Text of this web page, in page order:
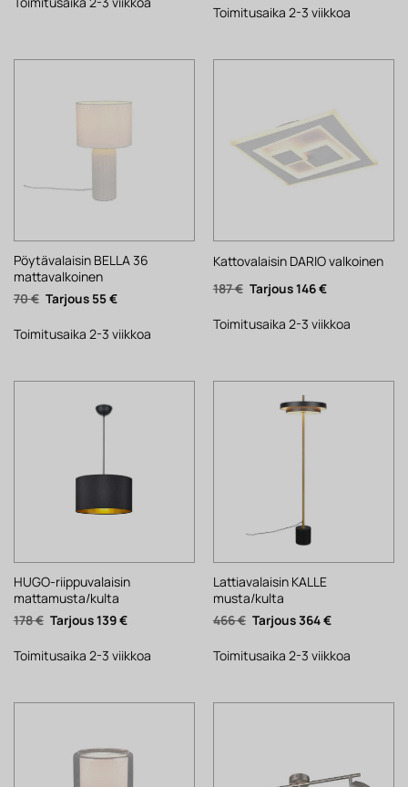
34 €. 27 €.
Toimitusaika 2-3 viikkoa
Pöytävalaisin BELLA 36
mattavalkoinen
70€ Alkuperäinen
hinta
70 €.
55€Nykyinen
55 €.
Toimitusaika 2-3 viikkoa
Kattovalaisin DARIO valkoinen
187€ Alkuperäinen
hinta
187 €.
146€Nykyinen
146 €.
Toimitusaika 2-3 viikkoa
HUGO-riippuvalaisin
mattamusta/kulta
178€ Alkuperäinen
hinta
178 €.
139€Nykyinen
139 €.
Toimitusaika 2-3 viikkoa
Lattiavalaisin KALLE
musta/kulta
466€ Alkuperäinen
hinta
466 €.
364€Nykyinen
364 €.
Toimitusaika 2-3 viikkoa